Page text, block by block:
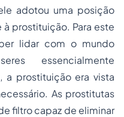
adotou uma posição
prostituição. Para este
lidar com o mundo
essencialmente
a prostituição era vista
As prostitutas
filtro capaz de eliminar